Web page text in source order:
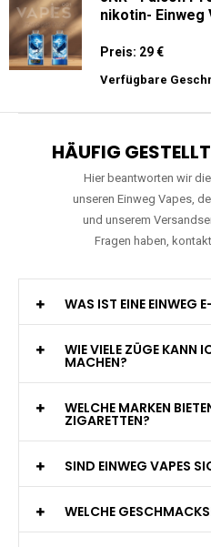
nikotin- Einweg
Preis: 29 €
Verfügbare
HÄUFIG
Hier beantworten wir
unseren Einweg Vapes,
und unserem
Fragen haben,
WAS IST EINE EINWEG
WIE VIELE ZÜGE KANN
MACHEN?
WELCHE MARKEN
ZIGARETTEN?
SIND EINWEG VAPES
WELCHE